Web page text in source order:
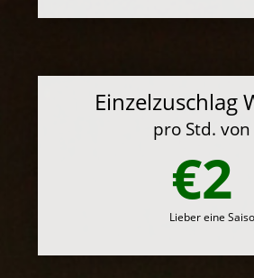
Einzelzuschlag
pro Std. von
€2
Lieber eine